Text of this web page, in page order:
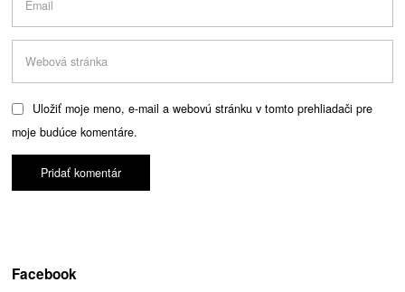
Uložiť moje meno, e-mail a webovú stránku v tomto prehliadači pre
moje budúce komentáre.
Facebook